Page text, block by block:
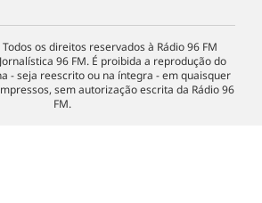
os direitos reservados à Rádio 96 FM
96 FM. É proibida a reprodução do
- seja reescrito ou na íntegra - em quaisquer
sem autorização escrita da Rádio 96
FM.